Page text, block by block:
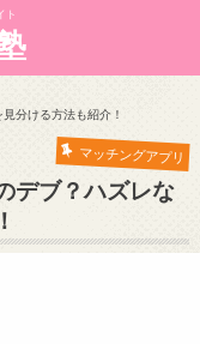
ト
分ける方法も紹介！
マッチングアプリ
デブ？ハズレな